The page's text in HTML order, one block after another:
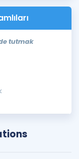
tutmak